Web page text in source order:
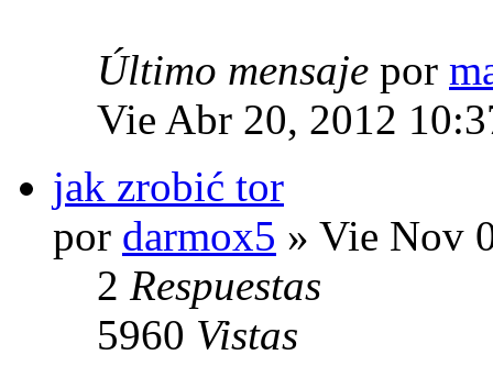
Último mensaje por
Vie Abr 20, 2012
jak zrobić tor
por darmox5 » Vie Nov
2 Respuestas
5960 Vistas